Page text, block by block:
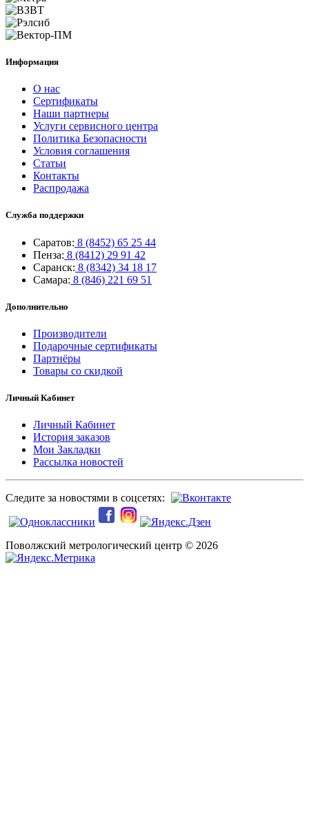
Информация
О нас
Сертификаты
Наши партнеры
Услуги сервисного центра
Политика Безопасности
Условия соглашения
Статьи
Контакты
Распродажа
Служба поддержки
Саратов: 8 (8452) 65 25 44
Пенза: 8 (8412) 29 91 42
Саранск: 8 (8342) 34 18 17
Самара: 8 (846) 221 69 51
Дополнительно
Производители
Подарочные сертификаты
Партнёры
Товары со скидкой
Личный Кабинет
Личный Кабинет
История заказов
Мои Закладки
Рассылка новостей
Следите за новостями в соцсетях:
Поволжский метрологический центр © 2026